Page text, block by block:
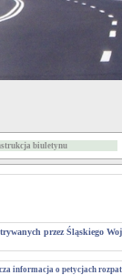
biuletynu
przez Śląskiego
informacja o petycjach